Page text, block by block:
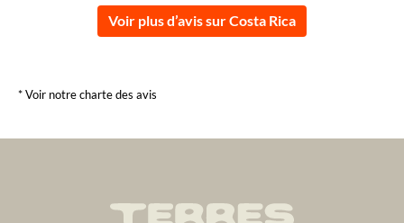
Voir plus d’avis sur Costa Rica
* Voir notre charte des avis